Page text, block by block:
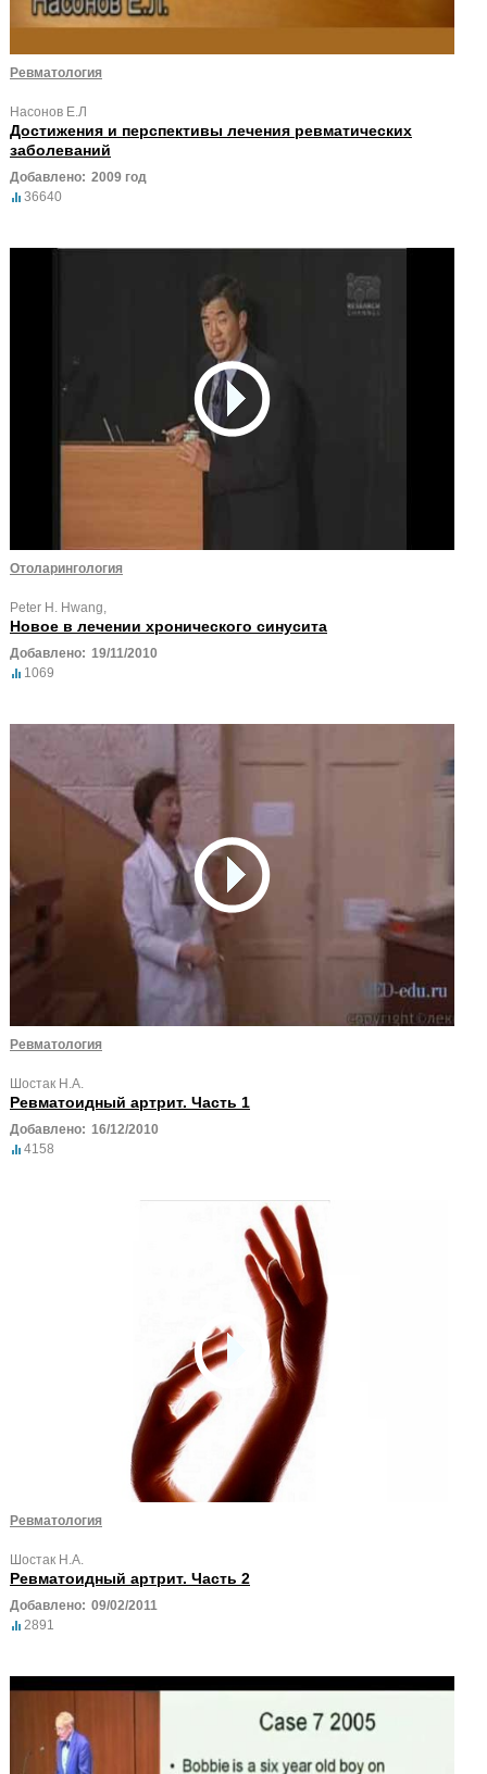
Ревматология
Насонов Е.Л
Достижения и перспективы лечения ревматических
заболеваний
Добавлено: 2009 год
36640
Отоларингология
Peter H. Hwang,
Новое в лечении хронического синусита
Добавлено: 19/11/2010
1069
Ревматология
Шостак Н.А.
Ревматоидный артрит. Часть 1
Добавлено: 16/12/2010
4158
Ревматология
Шостак Н.А.
Ревматоидный артрит. Часть 2
Добавлено: 09/02/2011
2891